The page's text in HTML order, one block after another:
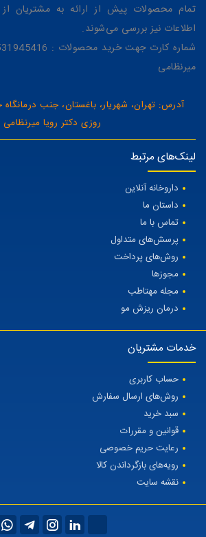
تمام محصولات پیش از ارائه به
اطلاعات نیز بررسی می‌شوند.
میرنظامی
آدرس: تهران، شهریار، باغستان، جنب درمانگاه
روزی دکتر رویا میرنظامی
لینک‌های مرتبط
داروخانه آنلاین
داستان ما
تماس با ما
پرسش‌های متداول
روش‌های پرداخت
مجوزها
مجله مهتاطب
درمان ریزش مو
خدمات مشتریان
حساب کاربری
روش‌های ارسال سفارش
سبد خرید
قوانین و مقررات
رعایت حریم خصوصی
رویه‌های بازگرداندن کالا
نقشه سایت